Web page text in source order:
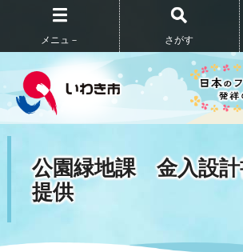
メニュ－ さがす
公園緑地課 金入設計
提供